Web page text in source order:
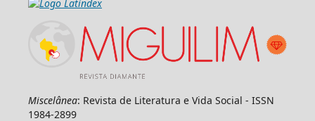
Miscelânea: Revista de Literatura e Vida Social - ISSN
1984-2899